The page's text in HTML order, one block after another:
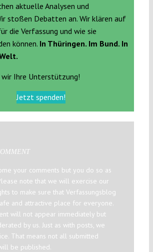
aktuelle Analysen und
stoßen Debatten an. Wir klären auf
die Verfassung und wie sie
können. In Thüringen. Im Bund. In
wir Ihre Unterstützung!
Jetzt spenden!
your comments but you do so as
note that we will exercise our
to make sure that Verfassungsblog
and attractive place for everyone.
will not appear immediately but
by us. Just as with posts, we
That means not all submitted
be published.